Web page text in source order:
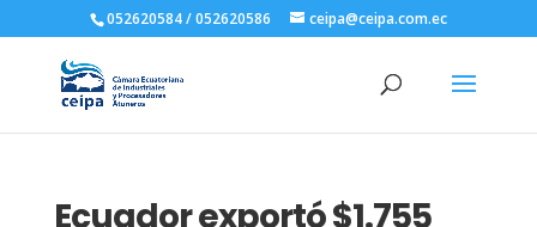
052620584 / 052620586 ceipa@ceipa.com.ec
Ecuador exportó $1.755